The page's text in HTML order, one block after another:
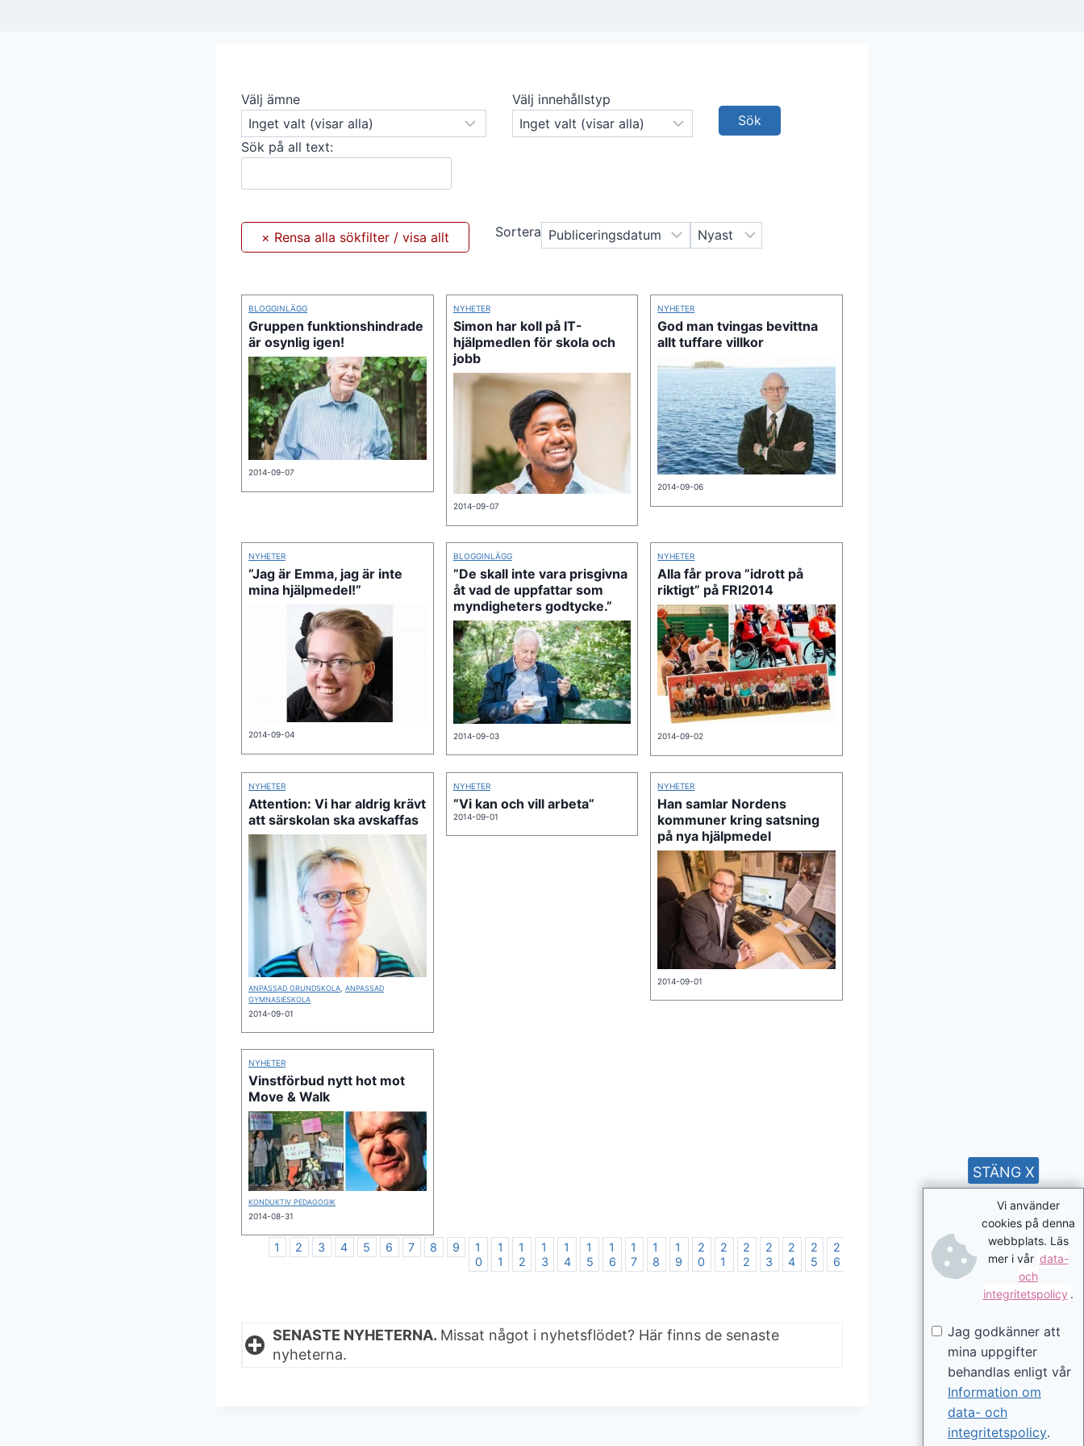
Välj ämne Välj innehållstyp
Sök på all text:
Sortera
BLOGGINLÄGG
Gruppen funktionshindrade
är osynlig igen!
2014-09-07
NYHETER
Simon har koll på IT-
hjälpmedlen för skola och
jobb
2014-09-07
NYHETER
God man tvingas bevittna
allt tuffare villkor
2014-09-06
NYHETER
”Jag är Emma, jag är inte
mina hjälpmedel!”
2014-09-04
BLOGGINLÄGG
”De skall inte vara prisgivna
åt vad de uppfattar som
myndigheters godtycke.”
2014-09-03
NYHETER
Alla får prova ”idrott på
riktigt” på FRI2014
2014-09-02
NYHETER
Attention: Vi har aldrig krävt
att särskolan ska avskaffas
ANPASSAD GRUNDSKOLA ANPASSAD
GYMNASIESKOLA
2014-09-01
NYHETER
”Vi kan och vill arbeta”
2014-09-01
NYHETER
Han samlar Nordens
kommuner kring satsning
på nya hjälpmedel
2014-09-01
NYHETER
Vinstförbud nytt hot mot
Move & Walk
KONDUKTIV PEDAGOGIK
2014-08-31
1 2 3 4 5 6 7 8 9
1
0
1
1
1
2
1
3
1
4
1
5
1
6
1
7
1
8
1
9
2
0
2
1
2
2
2
3
2
4
2
5
2
6
3
1
2
3
3
3
4
3
5
3
6
SENASTE NYHETERNA. Missat något i nyhetsflödet? Här finns de senaste
nyheterna.
Vi använder
cookies på denna
webbplats. Läs
mer i vår data-
och
integritetspolicy .
Jag godkänner att
mina uppgifter
behandlas enligt vår
Information om
data- och
integritetspolicy.
STÄNG X